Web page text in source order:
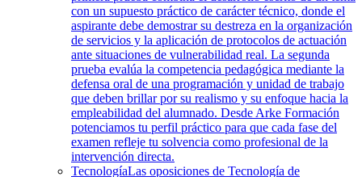
con un supuesto práctico de carácter técnico, donde el
aspirante debe demostrar su destreza en la organización
de servicios y la aplicación de protocolos de actuación
ante situaciones de vulnerabilidad real. La segunda
prueba evalúa la competencia pedagógica mediante la
defensa oral de una programación y unidad de trabajo
que deben brillar por su realismo y su enfoque hacia la
empleabilidad del alumnado. Desde Arke Formación
potenciamos tu perfil práctico para que cada fase del
examen refleje tu solvencia como profesional de la
intervención directa.
TecnologíaLas oposiciones de Tecnología de